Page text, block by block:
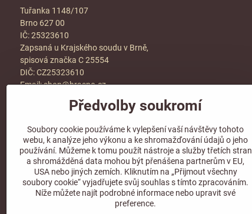
Tuřanka 1148/107
Brno 627 00
IČ: 25323610
Zapsaná u Krajského soudu v Brně,
spisová značka C 25554
DIČ: CZ25323610
Email:shop@hraspo.cz
Obchodní podmínky
Více info v sekcikontakt
Sledujte naše sociální sítě!
Předvolby soukromí
Soubory cookie používáme k vylepšení vaší návštěvy tohoto
webu, k analýze jeho výkonu a ke shromažďování údajů o jeho
používání. Můžeme k tomu použít nástroje a služby třetích stran
a shromážděná data mohou být přenášena partnerům v EU,
USA nebo jiných zemích. Kliknutím na „Přijmout všechny
soubory cookie“ vyjadřujete svůj souhlas s tímto zpracováním.
Níže můžete najít podrobné informace nebo upravit své
preference.